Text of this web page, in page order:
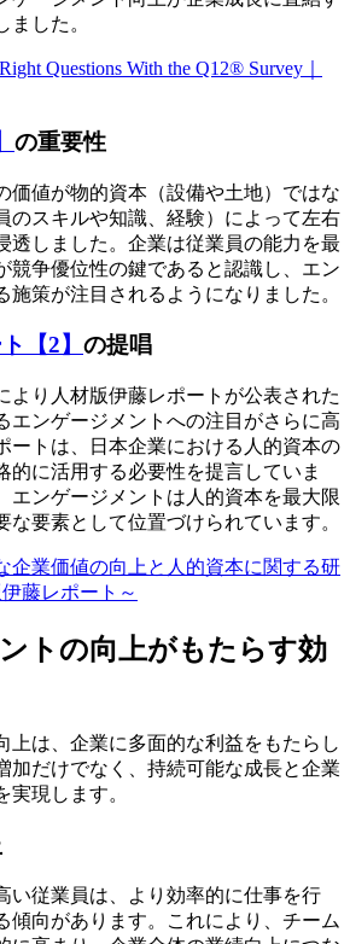
ました。
Questions With the Q12® Survey｜
の重要性
価値が物的資本（設備や土地）ではな
のスキルや知識、経験）によって左右
透しました。企業は従業員の能力を最
競争優位性の鍵であると認識し、エン
施策が注目されるようになりました。
【2】 の提唱
より人材版伊藤レポートが公表された
エンゲージメントへの注目がさらに高
ートは、日本企業における人的資本の
的に活用する必要性を提言していま
エンゲージメントは人的資本を最大限
な要素として位置づけられています。
企業価値の向上と人的資本に関する研
藤レポート～
トの向上がもたらす効
上は、企業に多面的な利益をもたらし
加だけでなく、持続可能な成長と企業
現します。
い従業員は、より効率的に仕事を行
傾向があります。これにより、チーム